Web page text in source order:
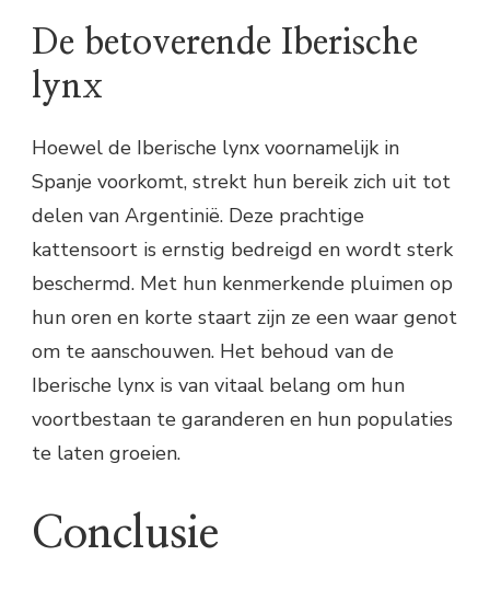
De betoverende Iberische
lynx
Hoewel de Iberische lynx voornamelijk in
Spanje voorkomt, strekt hun bereik zich uit tot
delen van Argentinië. Deze prachtige
kattensoort is ernstig bedreigd en wordt sterk
beschermd. Met hun kenmerkende pluimen op
hun oren en korte staart zijn ze een waar genot
om te aanschouwen. Het behoud van de
Iberische lynx is van vitaal belang om hun
voortbestaan te garanderen en hun populaties
te laten groeien.
Conclusie